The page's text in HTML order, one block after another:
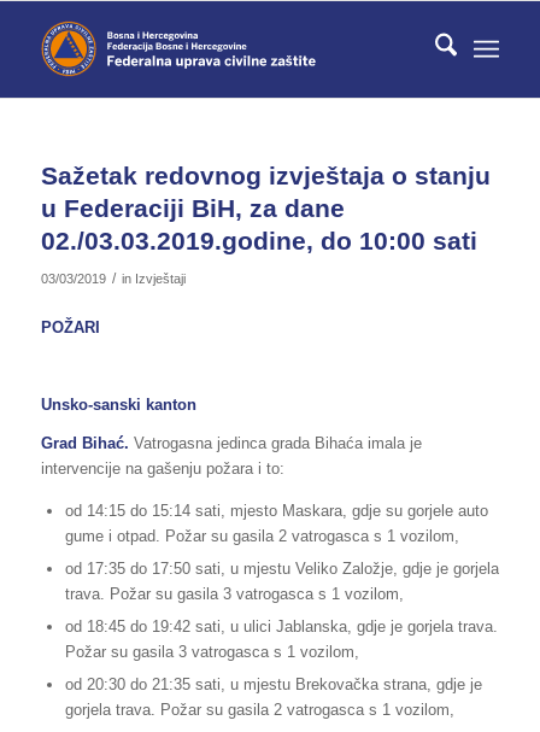
Sažetak redovnog izvještaja o stanju
u Federaciji BiH, za dane
02./03.03.2019.godine, do 10:00 sati
03/03/2019 / in Izvještaji
POŽARI
Unsko-sanski kanton
Grad Bihać. Vatrogasna jedinca grada Bihaća imala je
intervencije na gašenju požara i to:
od 14:15 do 15:14 sati, mjesto Maskara, gdje su gorjele auto
gume i otpad. Požar su gasila 2 vatrogasca s 1 vozilom,
od 17:35 do 17:50 sati, u mjestu Veliko Založje, gdje je gorjela
trava. Požar su gasila 3 vatrogasca s 1 vozilom,
od 18:45 do 19:42 sati, u ulici Jablanska, gdje je gorjela trava.
Požar su gasila 3 vatrogasca s 1 vozilom,
od 20:30 do 21:35 sati, u mjestu Brekovačka strana, gdje je
gorjela trava. Požar su gasila 2 vatrogasca s 1 vozilom,